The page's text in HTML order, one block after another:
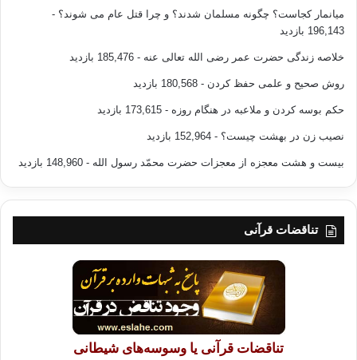
میانمار کجاست؟ چگونه مسلمان شدند؟ و چرا قتل عام می شوند؟ -
196,143 بازدید
خلاصه زندگی حضرت عمر رضی الله تعالی عنه - 185,476 بازدید
روش صحیح و علمی حفظ کردن - 180,568 بازدید
حکم بوسه کردن و ملاعبه در هنگام روزه - 173,615 بازدید
نصیب زن در بهشت چیست؟ - 152,964 بازدید
بیست و هشت معجزه از معجزات حضرت محمّد رسول الله - 148,960 بازدید
تناقضات قرآنی
تناقضات قرآنی یا وسوسه‌های شیطانی